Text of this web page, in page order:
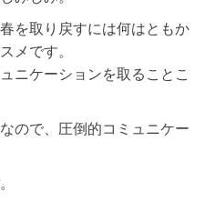
を取り戻すには何はともか
メです。
ニケーションを取ることこ
ので、圧倒的コミュニケー